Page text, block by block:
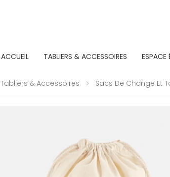
ACCUEIL TABLIERS & ACCESSOIRES ESPACE
Tabliers & Accessoires Sacs De Change Et